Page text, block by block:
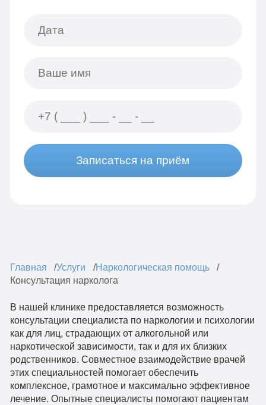
Записаться на приём
Главная Услуги
Наркологическая помощь
Консультация нарколога
В нашей клинике предоставляется возможность
консультации специалиста по наркологии и психологии
как для лиц, страдающих от алкогольной или
наркотической зависимости, так и для их близких
родственников. Совместное взаимодействие врачей
этих специальностей помогает обеспечить
комплексное, грамотное и максимально эффективное
лечение. Опытные специалисты помогают пациентам